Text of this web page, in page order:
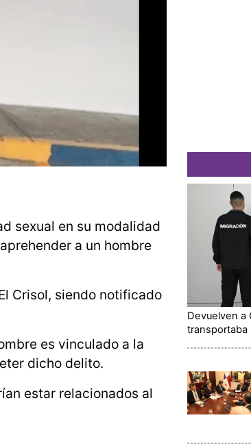
sexual en su modalidad
a un hombre
Crisol, siendo notificado
es vinculado a la
dicho delito.
estar relacionados al
Devuelven a
transportaba